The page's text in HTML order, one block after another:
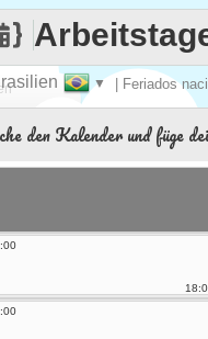
▼ | Feriados
den Kalender und füge